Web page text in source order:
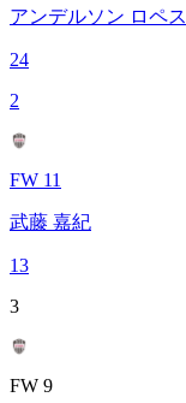
アンデルソン ロペス
24
2
FW 11
武藤 嘉紀
13
3
FW 9